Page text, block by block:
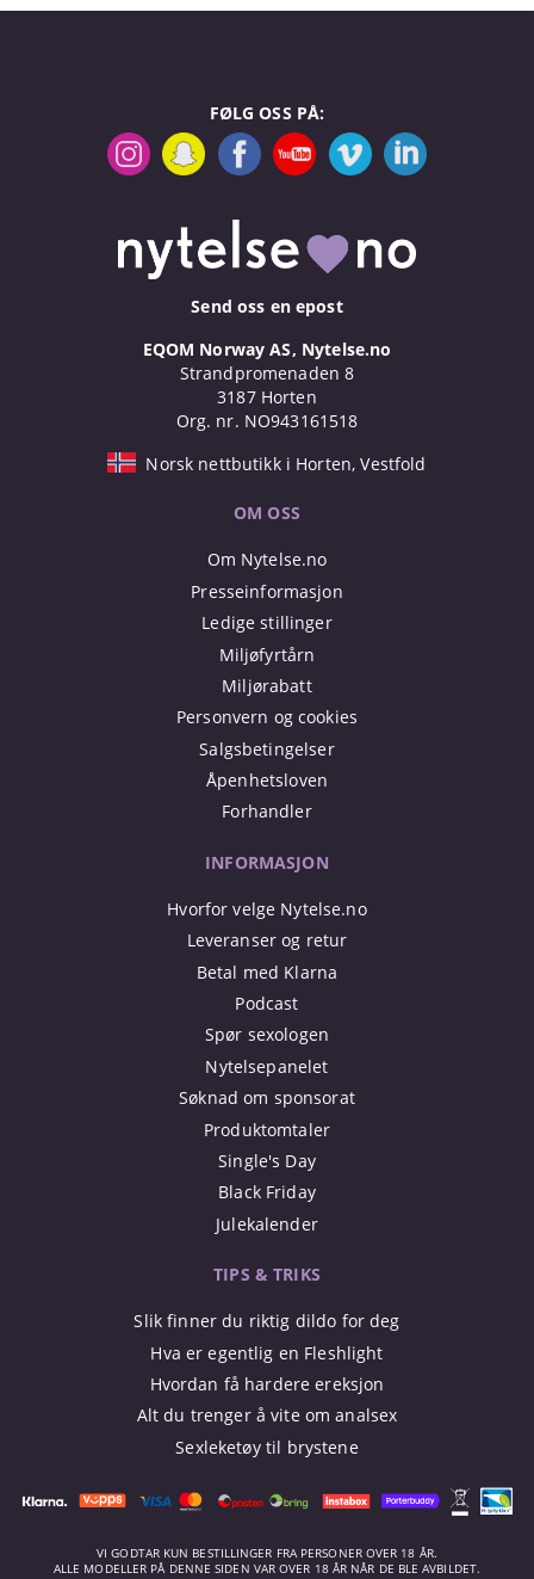
FØLG OSS PÅ:
Send oss en epost
EQOM Norway AS, Nytelse.no
Strandpromenaden 8
3187 Horten
Org. nr. NO943161518
Norsk nettbutikk i Horten, Vestfold
OM OSS
Om Nytelse.no
Presseinformasjon
Ledige stillinger
Miljøfyrtårn
Miljørabatt
Personvern og cookies
Salgsbetingelser
Åpenhetsloven
Forhandler
INFORMASJON
Hvorfor velge Nytelse.no
Leveranser og retur
Betal med Klarna
Podcast
Spør sexologen
Nytelsepanelet
Søknad om sponsorat
Produktomtaler
Single's Day
Black Friday
Julekalender
TIPS & TRIKS
Slik finner du riktig dildo for deg
Hva er egentlig en Fleshlight
Hvordan få hardere ereksjon
Alt du trenger å vite om analsex
Sexleketøy til brystene
VI GODTAR KUN BESTILLINGER FRA PERSONER OVER 18 ÅR.
ALLE MODELLER PÅ DENNE SIDEN VAR OVER 18 ÅR NÅR DE BLE AVBILDET.